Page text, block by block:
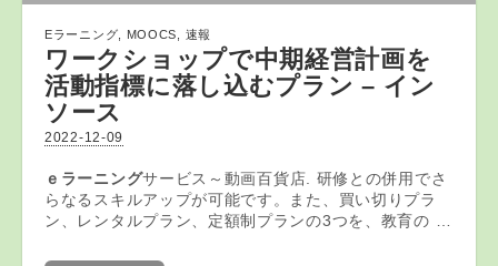
Eラーニング MOOCS 速報
ワークショップで中期経営計画を
活動指標に落し込むプラン – イン
ソース
2022-12-09
ｅラーニングサービス～動画百貨店. 研修との併用でさ
らなるスキルアップが可能です。また、買い切りプラ
ン、レンタルプラン、定額制プランの3つを、教育の …